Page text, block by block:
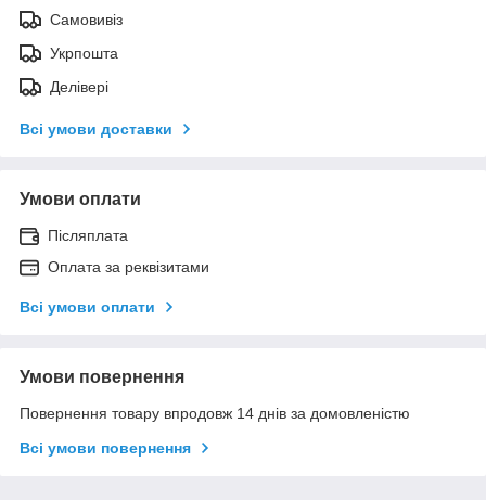
Самовивіз
Укрпошта
Делівері
Всі умови доставки
Умови оплати
Післяплата
Оплата за реквізитами
Всі умови оплати
Умови повернення
Повернення товару впродовж 14 днів за домовленістю
Всі умови повернення